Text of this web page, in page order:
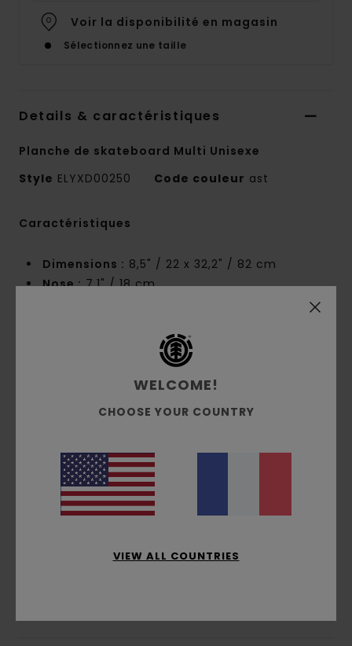
Voir la disponibilité en magasin
Sélectionnez une taille
Details & caractéristiques
Planche de skateboard Multi Unisexe
Style ELYXD00250 Code couleur ast
Caractéristiques
Dimensions : 8,5" / 22 x 32,2" / 82 cm
Nose :7.1" / 18 cm
Element Section CBN : -43 % d'émissions de
Bois d’érable canadien FSC
Plis naturels uniquement
En collaboration avec HLC
Usine partiellement alimentée à l'énergie
solaire
WELCOME!
CHOOSE YOUR COUNTRY
VIEW ALL COUNTRIES